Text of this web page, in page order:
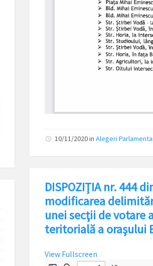
10/11/2020in Alegeri
DISPOZIŢIA nr. 444
modificarea
unei secţii de
teritorială a oraşului
View Fullscreen